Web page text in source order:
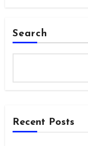
Search
Recent Posts